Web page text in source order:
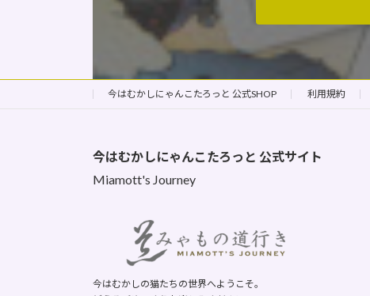
今はむかしにゃんこたろっと 公式SHOP 利用規約
今はむかしにゃんこたろっと 公式サイト
Miamott's Journey
今はむかしの猫たちの世界へようこそ。